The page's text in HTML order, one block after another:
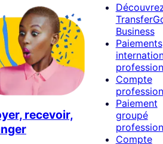
recevoir,
Business
Paiements
Compte
Paiement
groupé
Compte